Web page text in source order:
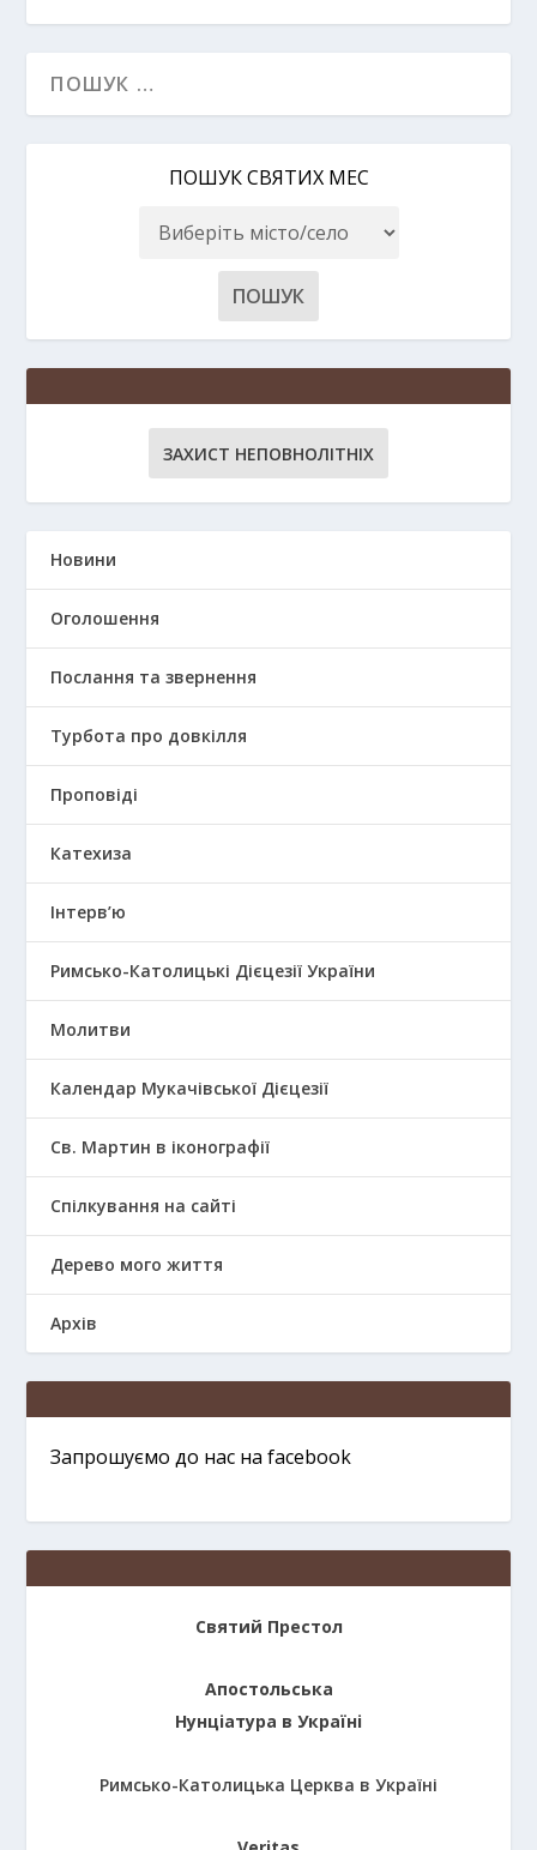
ПОШУК СВЯТИХ МЕС
ЗАХИСТ НЕПОВНОЛІТНІХ
Новини
Оголошення
Послання та звернення
Турбота про довкілля
Проповіді
Катехиза
Інтерв’ю
Римсько-Католицькі Дієцезії України
Молитви
Календар Мукачівської Дієцезії
Св. Мартин в іконографії
Спілкування на сайті
Дерево мого життя
Архів
Запрошуємо до нас на facebook
Святий Престол
Апостольська
Нунціатура в Україні
Римсько-Католицька Церква в Україні